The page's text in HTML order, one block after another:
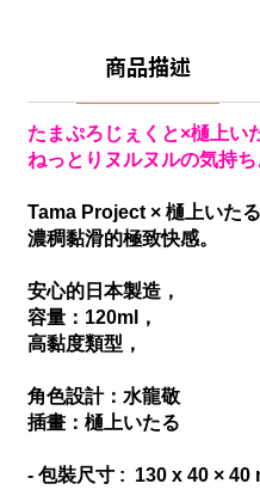
商品描述
たまぷろじぇくと×樋上い
ねっとりヌルヌルの気持ち
Tama Project × 樋上いた
濃稠黏滑的極致快感。
安心的日本製造，
容量：120ml，
高黏度類型，
角色設計：水龍敬
插畫：樋上いたる
- 包裝尺寸 : 130 x 40 × 40